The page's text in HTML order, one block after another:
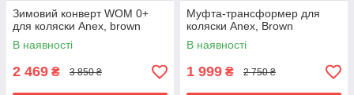
Зимовий конверт WOM 0+
для коляски Anex, brown
В наявності
2 469 ₴ 3 850 ₴
Муфта-трансформер для
коляски Anex, Brown
В наявності
1 999 ₴ 2 750 ₴